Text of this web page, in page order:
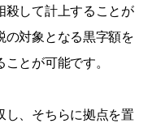
殺して計上することが
の対象となる黒字額を
とが可能です。
し、そちらに拠点を置